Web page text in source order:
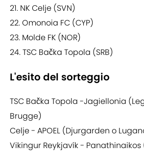
21. NK Celje (SVN)
22. Omonoia FC (CYP)
23. Molde FK (NOR)
24. TSC Bačka Topola (SRB)
L'esito del sorteggio
TSC Bačka Topola -Jagiellonia
Brugge)
Celje - APOEL (Djurgarden o
Vikingur Reykjavík -